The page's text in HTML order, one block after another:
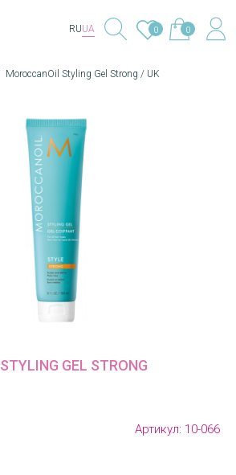
RUUA 0 0
MoroccanOil Styling Gel Strong / UK
STYLING GEL STRONG
Артикул: 10-066